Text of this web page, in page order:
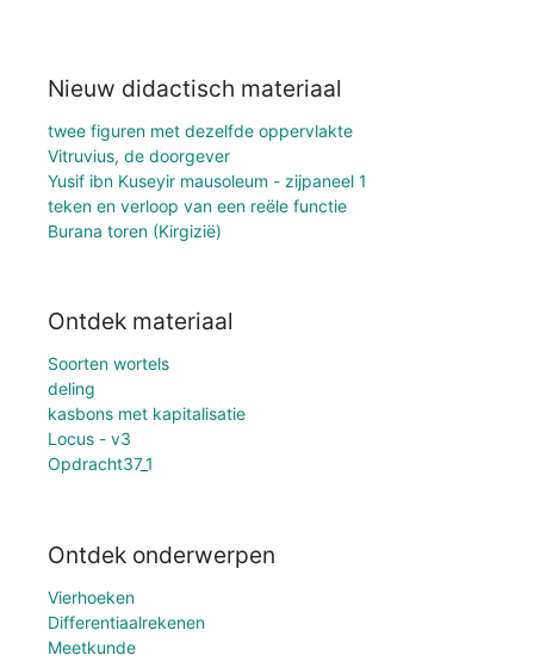
Nieuw didactisch materiaal
twee figuren met dezelfde oppervlakte
Vitruvius, de doorgever
Yusif ibn Kuseyir mausoleum - zijpaneel 1
teken en verloop van een reële functie
Burana toren (Kirgizië)
Ontdek materiaal
Soorten wortels
deling
kasbons met kapitalisatie
Locus - v3
Opdracht37_1
Ontdek onderwerpen
Vierhoeken
Differentiaalrekenen
Meetkunde